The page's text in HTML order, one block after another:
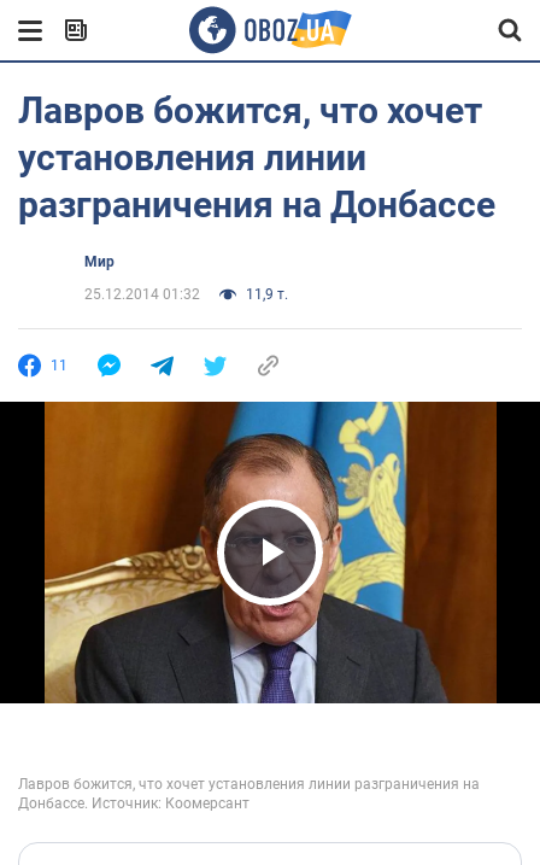
Лавров божится, что хочет
установления линии
разграничения на Донбассе
Мир
25.12.2014 01:32
11,9 т.
11
Play Video